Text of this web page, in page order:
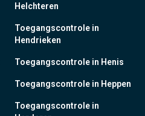
Helchteren
Toegangscontrole in
Hendrieken
Toegangscontrole in Henis
Toegangscontrole in Heppen
Toegangscontrole in